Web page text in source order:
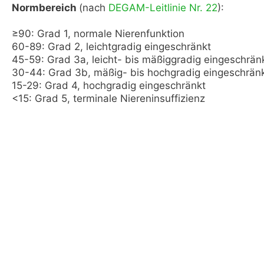
Normbereich (nach DEGAM-Leitlinie Nr. 22):
≥90: Grad 1, normale Nierenfunktion
60-89: Grad 2, leichtgradig eingeschränkt
45-59: Grad 3a, leicht- bis mäßiggradig
30-44: Grad 3b, mäßig- bis hochgradig
15-29: Grad 4, hochgradig eingeschränkt
<15: Grad 5, terminale Niereninsuffizienz